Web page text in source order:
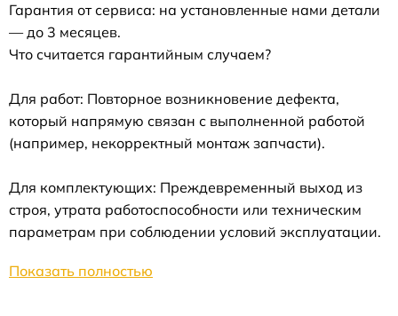
Гарантия от сервиса: на установленные нами детали
— до 3 месяцев.
Что считается гарантийным случаем?
Для работ: Повторное возникновение дефекта,
который напрямую связан с выполненной работой
(например, некорректный монтаж запчасти).
Для комплектующих: Преждевременный выход из
строя, утрата работоспособности или техническим
параметрам при соблюдении условий эксплуатации.
Показать полностью